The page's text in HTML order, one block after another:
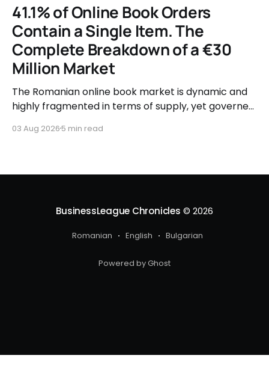
41.1% of Online Book Orders
Contain a Single Item. The
Complete Breakdown of a €30
Million Market
The Romanian online book market is dynamic and
highly fragmented in terms of supply, yet governed
user behavior.
03 Aug 2026 5 min read
BusinessLeague Chronicles © 2026
Romanian English Bulgarian
Powered by Ghost